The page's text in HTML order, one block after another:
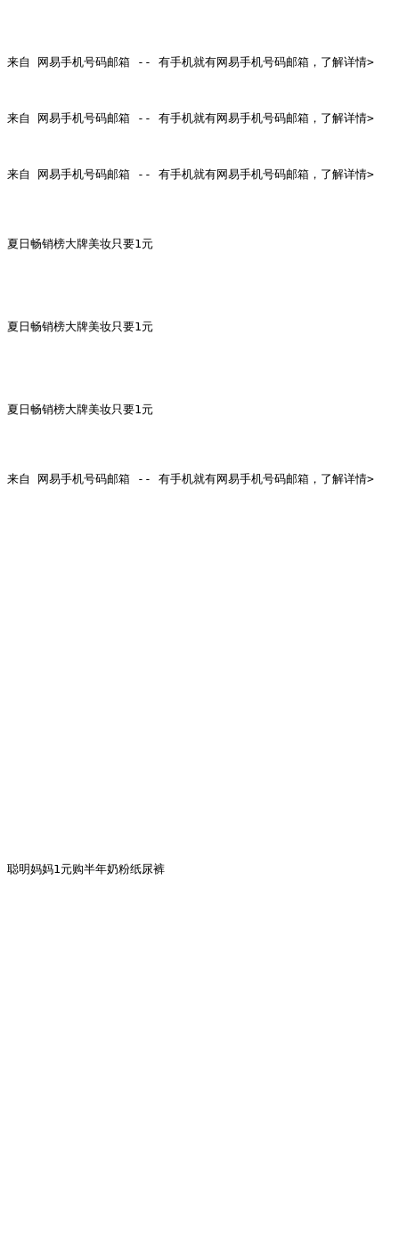
来自 网易手机号码邮箱 -- 有手机就有网易手机号码邮箱，了解详情>
来自 网易手机号码邮箱 -- 有手机就有网易手机号码邮箱，了解详情>
来自 网易手机号码邮箱 -- 有手机就有网易手机号码邮箱，了解详情>
夏日畅销榜大牌美妆只要1元
夏日畅销榜大牌美妆只要1元
夏日畅销榜大牌美妆只要1元
来自 网易手机号码邮箱 -- 有手机就有网易手机号码邮箱，了解详情>
聪明妈妈1元购半年奶粉纸尿裤